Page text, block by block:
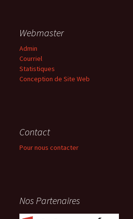
Webmaster
Admin
Courriel
Statistiques
Conception de Site Web
Contact
Pour nous contacter
Nos Partenaires